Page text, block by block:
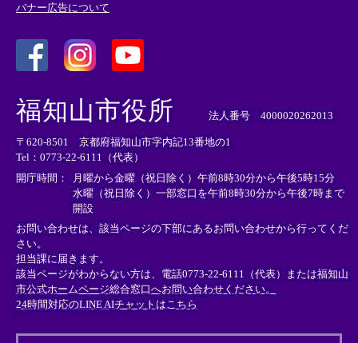
バナー広告について
外
部
リ
ン
ク
＞
外
リ
ン
ク
＞
外
部
ン
ク
＞
福知山市役所 法人番号 4000020262013
〒620-8501 京都府福知山市字内記13番地の1
Tel：0773-22-6111（代表）
開庁時間：
月曜から金曜（祝日除く）午前8時30分から午後5時15分
水曜（祝日除く）一部窓口を午前8時30分から午後7時まで
開設
お問い合わせは、該当ページの下部にあるお問い合わせから行ってくだ
さい。
担当課に届きます。
該当ページがわからない方は、電話0773-22-6111（代表）または福知山
市公式ホームページ総合窓口へお問い合わせください。
24時間対応のLINE AIチャットはこちら
外